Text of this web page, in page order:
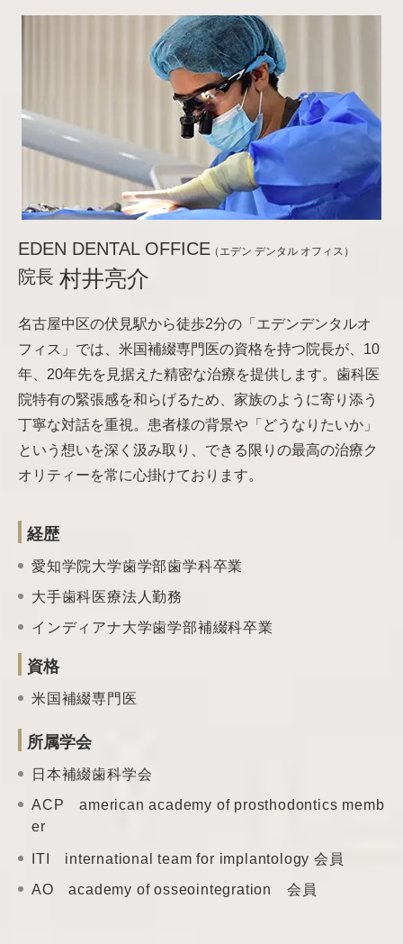
EDEN DENTAL OFFICE（エデン デンタル オフィス）
院長 村井亮介
名古屋中区の伏見駅から徒歩2分の「エデンデンタルオ
フィス」では、米国補綴専門医の資格を持つ院長が、10
年、20年先を見据えた精密な治療を提供します。歯科医
院特有の緊張感を和らげるため、家族のように寄り添う
丁寧な対話を重視。患者様の背景や「どうなりたいか」
という想いを深く汲み取り、できる限りの最高の治療ク
オリティーを常に心掛けております。
経歴
愛知学院大学歯学部歯学科卒業
大手歯科医療法人勤務
インディアナ大学歯学部補綴科卒業
資格
米国補綴専門医
所属学会
日本補綴歯科学会
ACP american academy of prosthodontics memb
er
ITI international teamfor implantology 会員
AO academy ofosseointegration 会員